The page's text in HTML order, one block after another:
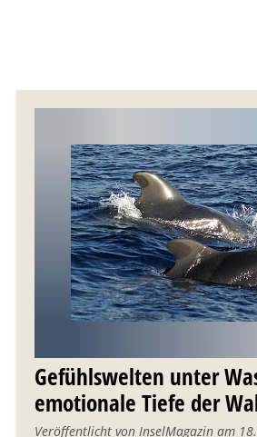
Gefühlswelten unter
emotionale Tiefe der
Veröffentlicht von InselMagazin am